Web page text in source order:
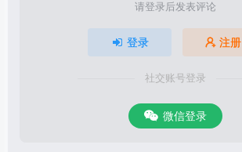
请登录后发表评论
登录 注册
社交账号登录
微信登录